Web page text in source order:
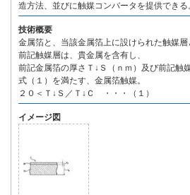
造方法、並びに触媒コンバータを提供できる
技術概要
金属箔と、当該金属箔上に設けられた触媒層
前記触媒層は、貴金属を含有し、
前記金属箔の厚さＴ↓Ｓ（ｎｍ）及び前記触
式（１）を満たす、金属箔触媒。
２０＜Ｔ↓Ｓ／Ｔ↓Ｃ ・・・（１）
イメージ図